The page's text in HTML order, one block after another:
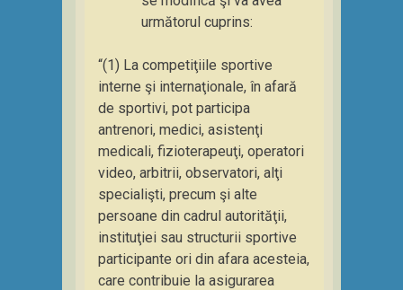
următorul cuprins:
“(1) La competiţiile sportive
interne şi internaţionale, în afară
de sportivi, pot participa
antrenori, medici, asistenţi
medicali, fizioterapeuţi, operatori
video, arbitrii, observatori, alţi
specialişti, precum şi alte
persoane din cadrul autorităţii,
instituţiei sau structurii sportive
participante ori din afara acesteia,
care contribuie la asigurarea